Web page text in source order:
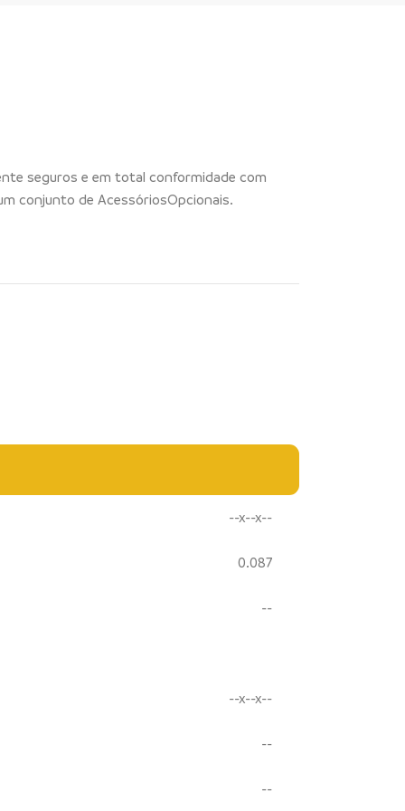
seguros e em total conformidade com
conjunto de AcessóriosOpcionais.
--x--x--
0.087
--
--x--x--
--
--